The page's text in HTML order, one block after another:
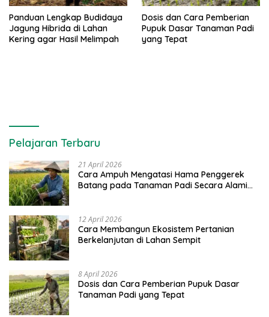
Panduan Lengkap Budidaya
Jagung Hibrida di Lahan
Kering agar Hasil Melimpah
Dosis dan Cara Pemberian
Pupuk Dasar Tanaman Padi
yang Tepat
Pelajaran Terbaru
21 April 2026
Cara Ampuh Mengatasi Hama Penggerek
Batang pada Tanaman Padi Secara Alami
12 April 2026
Cara Membangun Ekosistem Pertanian
Berkelanjutan di Lahan Sempit
8 April 2026
Dosis dan Cara Pemberian Pupuk Dasar
Tanaman Padi yang Tepat